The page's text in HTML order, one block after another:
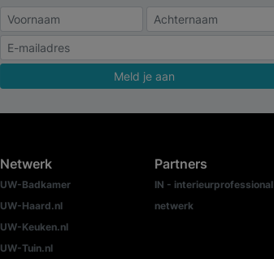
Meld je aan
Netwerk
UW-Badkamer
UW-Haard.nl
UW-Keuken.nl
UW-Tuin.nl
Partners
IN - interieurprofessional
netwerk